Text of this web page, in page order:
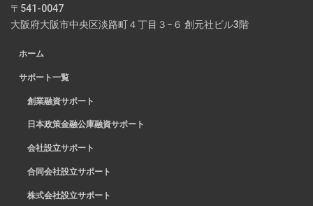
〒541-0047
大阪府大阪市中央区淡路町４丁目３−６ 創元社ビル3階
ホーム
サポート一覧
創業融資サポート
日本政策金融公庫融資サポート
会社設立サポート
合同会社設立サポート
株式会社設立サポート